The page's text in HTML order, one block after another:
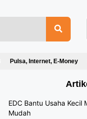
Pulsa, Internet, E-Money
EDC Bantu Usaha Kecil
Mudah